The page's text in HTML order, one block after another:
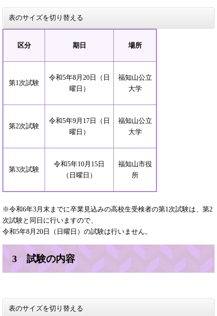
表のサイズを切り替える
区分 期日 場所
第1次試験
令和5年8月20日（日
曜日）
福知山公立
大学
第2次試験
令和5年9月17日（日
曜日）
福知山公立
大学
第3次試験
令和5年10月15日
（日曜日）
福知山市役
所
※令和6年3月末までに卒業見込みの高校生受検者の第1次試験は、第2
次試験と同日に行いますので、
令和5年8月20日（日曜日）の試験は行いません。
3 試験の内容
表のサイズを切り替える